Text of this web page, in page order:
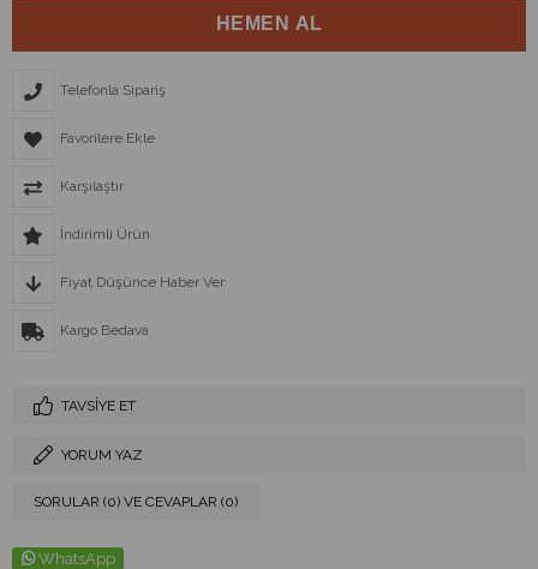
Telefonla Sipariş
Favorilere Ekle
Karşılaştır
İndirimli Ürün
Fiyat Düşünce Haber Ver
Kargo Bedava
TAVSIYE ET
YORUM YAZ
SORULAR (0) VE CEVAPLAR (0)
WhatsApp